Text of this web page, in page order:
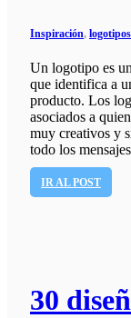
Inspiración, logotipos
Un logotipo es
que identifica a
producto. Los
asociados a
muy creativos y
todo los
IR AL POST
30